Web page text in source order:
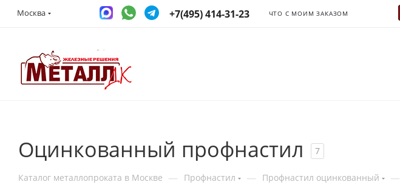
Москва +7(495) 414-31-23 ЧТО С МОИМ ЗАКАЗОМ
Оцинкованный профнастил 7
Каталог металлопроката в Москве — Профнастил — Профнастил оцинкованный —